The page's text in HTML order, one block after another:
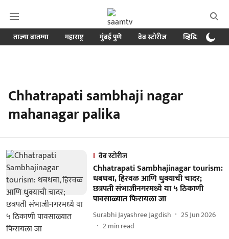
ताज्या बातम्या महाराष्ट्र मुंबई पुणे वेब स्टोरीज व्हिडिओ
Chhatrapati sambhaji nagar
mahanagar palika
वेब स्टोरीज
Chhatrapati Sambhajinagar tourism:
धबधबा, हिरवळ आणि धुक्याची चादर;
छत्रपती संभाजीनगरमध्ये या ५ ठिकाणी
पावसाळ्यात फिरायला जा
Surabhi Jayashree Jagdish
25 Jun 2026
2min read